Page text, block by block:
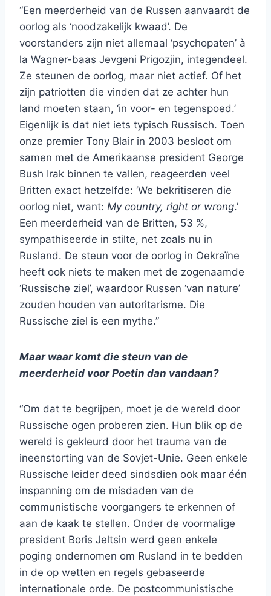
“Een meerderheid van de Russen aanvaardt de
oorlog als ‘noodzakelijk kwaad’. De
voorstanders zijn niet allemaal ‘psychopaten’ à
la Wagner-baas Jevgeni Prigozjin, integendeel.
Ze steunen de oorlog, maar niet actief. Of het
zijn patriotten die vinden dat ze achter hun
land moeten staan, ‘in voor- en tegenspoed.’
Eigenlijk is dat niet iets typisch Russisch. Toen
onze premier Tony Blair in 2003 besloot om
samen met de Amerikaanse president George
Bush Irak binnen te vallen, reageerden veel
Britten exact hetzelfde: ‘We bekritiseren die
oorlog niet, want: My country, right or wrong.’
Een meerderheid van de Britten, 53 %,
sympathiseerde in stilte, net zoals nu in
Rusland. De steun voor de oorlog in Oekraïne
heeft ook niets te maken met de zogenaamde
‘Russische ziel’, waardoor Russen ‘van nature’
zouden houden van autoritarisme. Die
Russische ziel is een mythe.”
Maar waar komt die steun van de
meerderheid voor Poetin dan vandaan?
“Om dat te begrijpen, moet je de wereld door
Russische ogen proberen zien. Hun blik op de
wereld is gekleurd door het trauma van de
ineenstorting van de Sovjet-Unie. Geen enkele
Russische leider deed sindsdien ook maar één
inspanning om de misdaden van de
communistische voorgangers te erkennen of
aan de kaak te stellen. Onder de voormalige
president Boris Jeltsin werd geen enkele
poging ondernomen om Rusland in te bedden
in de op wetten en regels gebaseerde
internationale orde. De postcommunistische